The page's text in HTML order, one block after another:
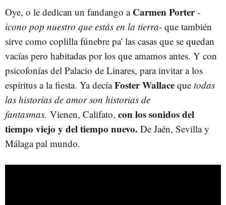
Oye, o le dedican un fandango a Carmen Porter-
icono pop nuestro que estás en la tierra- que también
sirve como coplilla fúnebre pa' las casas que se quedan
vacías pero habitadas por los que amamos antes. Y con
psicofonías del Palacio de Linares, para invitar a los
espíritus a la fiesta. Ya decíaFoster Wallace que todas
las historias de amor son historias de
fantasmas. Vienen, Califato, con los sonidos del
tiempo viejo y del tiempo nuevo. De Jaén, Sevilla y
Málaga pal mundo.